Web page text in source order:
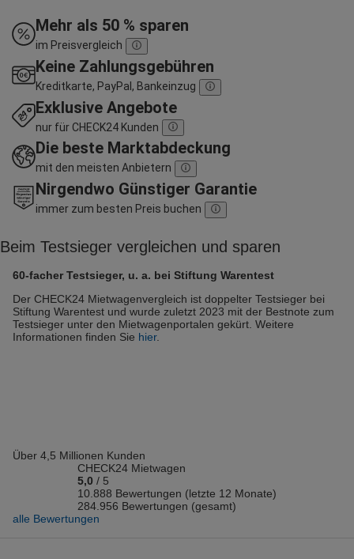
Mehr als 50 % sparen
im Preisvergleich
Keine Zahlungsgebühren
Kreditkarte, PayPal, Bankeinzug
Exklusive Angebote
nur für CHECK24 Kunden
Die beste Marktabdeckung
mit den meisten Anbietern
Nirgendwo Günstiger Garantie
immer zum besten Preis buchen
Beim Testsieger vergleichen und sparen
60-facher Testsieger, u. a. bei Stiftung Warentest
Der CHECK24 Mietwagenvergleich ist doppelter Testsieger bei
Stiftung Warentest und wurde zuletzt 2023 mit der Bestnote zum
Testsieger unter den Mietwagenportalen gekürt. Weitere
Informationen finden Sie hier.
Über 4,5 Millionen Kunden
CHECK24 Mietwagen
5,0 / 5
10.888 Bewertungen (letzte 12 Monate)
284.956 Bewertungen (gesamt)
alle Bewertungen